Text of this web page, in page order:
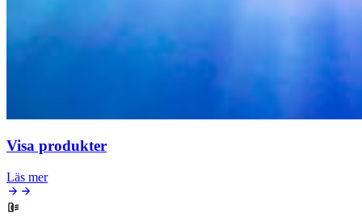
Visa produkter
Läs mer